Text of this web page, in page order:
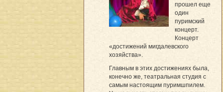
прошел еще
один
пуримский
концерт.
Концерт
«достижений мигдалевского
хозяйства».
Главным в этих достижениях была,
конечно же, театральная студия с
самым настоящим пуримшпилем.